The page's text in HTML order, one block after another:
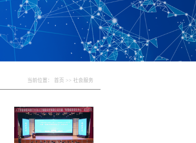
当前位置：首页 >>社会服务